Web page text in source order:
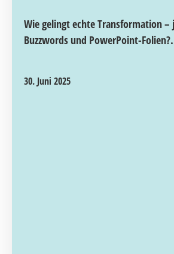
Wie gelingt echte Transformation –
Buzzwords und PowerPoint-
30. Juni 2025